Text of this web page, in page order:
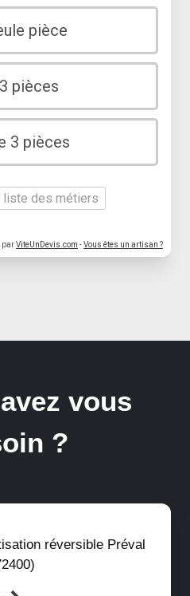
pièce
pièces
3 pièces
liste des métiers
parViteUnDevis.com -Vous êtes un artisan ?
vous
?
réversible Préval